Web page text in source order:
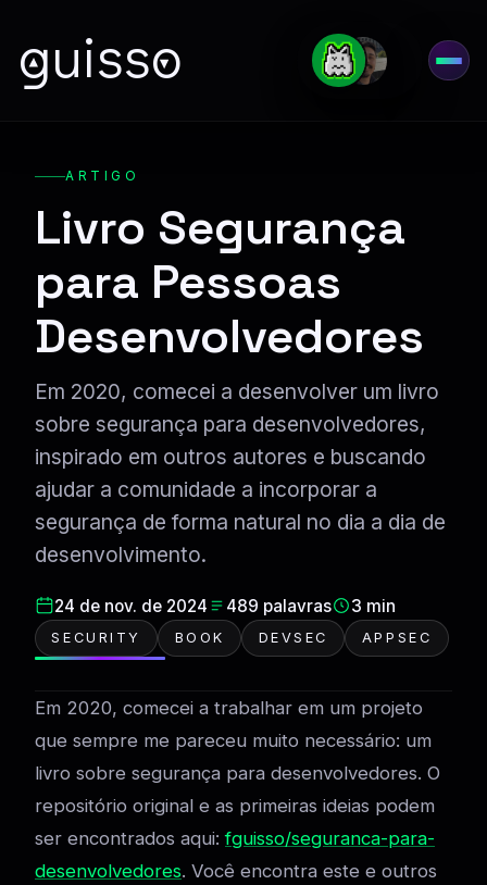
guisso
ARTIGO
Livro Segurança
para Pessoas
Desenvolvedores
Em 2020, comecei a desenvolver um livro
sobre segurança para desenvolvedores,
inspirado em outros autores e buscando
ajudar a comunidade a incorporar a
segurança de forma natural no dia a dia de
desenvolvimento.
24 de nov. de 2024 489 palavras 3 min
SECURITY BOOK DEVSEC APPSEC
Em 2020, comecei a trabalhar em um projeto
que sempre me pareceu muito necessário: um
livro sobre segurança para desenvolvedores. O
repositório original e as primeiras ideias podem
ser encontrados aqui:fguisso/seguranca-para-
desenvolvedores. Você encontra este e outros